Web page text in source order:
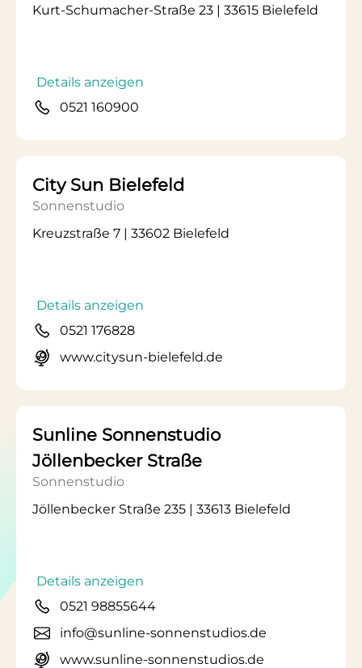
Kurt-Schumacher-Straße 23 | 33615 Bielefeld
Details anzeigen
0521 160900
City Sun Bielefeld
Sonnenstudio
Kreuzstraße 7 | 33602 Bielefeld
Details anzeigen
0521 176828
www.citysun-bielefeld.de
Sunline Sonnenstudio
Jöllenbecker Straße
Sonnenstudio
Jöllenbecker Straße 235 | 33613 Bielefeld
Details anzeigen
0521 98855644
info@sunline-sonnenstudios.de
www.sunline-sonnenstudios.de